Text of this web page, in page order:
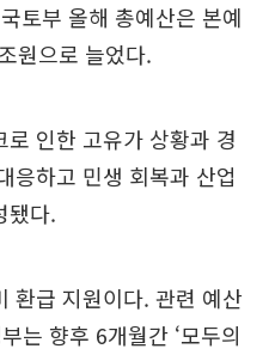
토부 올해 총예산은 본예
원으로 늘었다.
인한 고유가 상황과 경
응하고 민생 회복과 산업
됐다.
환급 지원이다. 관련 예산
는 향후 6개월간 ‘모두의